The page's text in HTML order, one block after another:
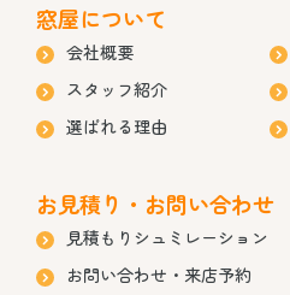
窓屋について
会社概要
スタッフ紹介
選ばれる理由
お見積り・お問い合わせ
見積もりシュミレーション
お問い合わせ・来店予約